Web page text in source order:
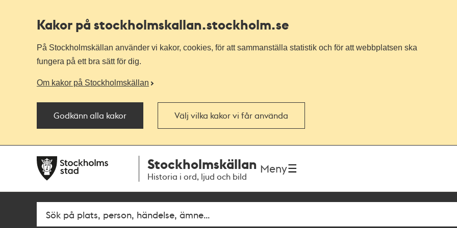
Kakor på stockholmskallan.stockholm.se
På Stockholmskällan använder vi kakor, cookies, för att sammanställa statistik och för att webbplatsen ska
fungera på ett bra sätt för dig.
Om kakor på Stockholmskällan
Godkänn alla kakor Välj vilka kakor vi får använda
navigationen
huvudinnehållet
Stockholmskällan
Historia i ord, ljud och bild
Meny
SökFritextsök